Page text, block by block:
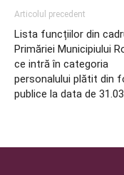
Articolul precedent
Lista funcțiilor din
Primăriei Municipiului
ce intră în categoria
personalului plătit din
publice la data de